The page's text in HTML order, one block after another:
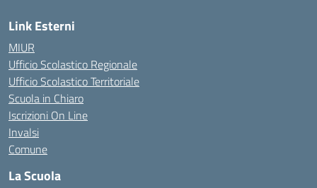
Link Esterni
MIUR
Ufficio Scolastico Regionale
Ufficio Scolastico Territoriale
Scuola in Chiaro
Iscrizioni On Line
Invalsi
Comune
La Scuola